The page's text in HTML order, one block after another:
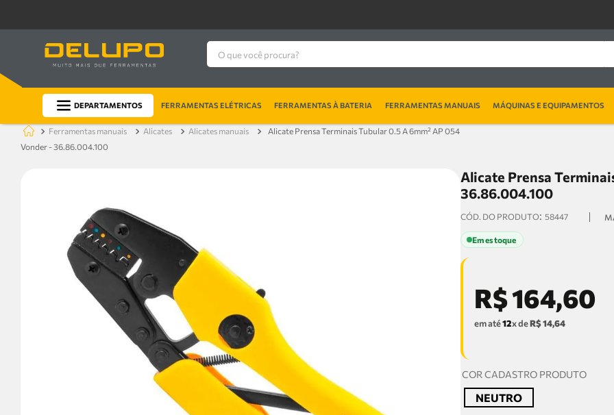
O que você procura?
DEPARTAMENTOS FERRAMENTAS ELÉTRICAS FERRAMENTAS À BATERIA FERRAMENTAS MANUAIS MÁQUINAS E EQUIPAMENTOS
ferramentas manuais alicates alicates manuais
Alicate Prensa Terminais Tubular 0.5 A 6mm² AP 054
Vonder - 36.86.004.100
Alicate Prensa
36.86.004.100
: 58447
Em estoque
R$164,60
em até12x deR$14,64
COR CADASTRO PRODUTO
NEUTRO